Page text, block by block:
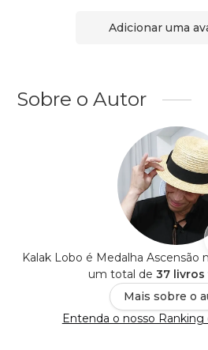
Adicionar uma
Sobre o Autor
Kalak Lobo é Medalha Ascensão
um total de 37
Mais sobre o
Entenda o nosso Ranking